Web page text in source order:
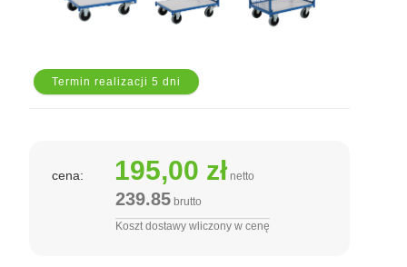
Termin realizacji 5 dni
cena: 195,00 zł netto
239.85 brutto
Koszt dostawy wliczony w cenę